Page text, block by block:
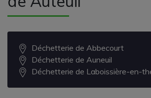
Déchetterie de Abbecourt
Déchetterie de Auneuil
Déchetterie de Laboissière-en-